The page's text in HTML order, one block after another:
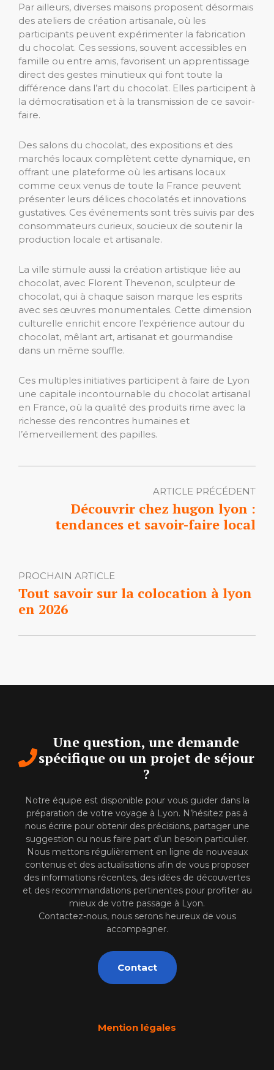
Par ailleurs, diverses maisons proposent désormais
des ateliers de création artisanale, où les
participants peuvent expérimenter la fabrication
du chocolat. Ces sessions, souvent accessibles en
famille ou entre amis, favorisent un apprentissage
direct des gestes minutieux qui font toute la
différence dans l’art du chocolat. Elles participent à
la démocratisation et à la transmission de ce savoir-
faire.
Des salons du chocolat, des expositions et des
marchés locaux complètent cette dynamique, en
offrant une plateforme où les artisans locaux
comme ceux venus de toute la France peuvent
présenter leurs délices chocolatés et innovations
gustatives. Ces événements sont très suivis par des
consommateurs curieux, soucieux de soutenir la
production locale et artisanale.
La ville stimule aussi la création artistique liée au
chocolat, avec Florent Thevenon, sculpteur de
chocolat, qui à chaque saison marque les esprits
avec ses œuvres monumentales. Cette dimension
culturelle enrichit encore l’expérience autour du
chocolat, mêlant art, artisanat et gourmandise
dans un même souffle.
Ces multiples initiatives participent à faire de Lyon
une capitale incontournable du chocolat artisanal
en France, où la qualité des produits rime avec la
richesse des rencontres humaines et
l’émerveillement des papilles.
ARTICLE PRÉCÉDENT
Découvrir chez hugon lyon :
tendances et savoir-faire local
PROCHAIN ARTICLE
Tout savoir sur la colocation à lyon
en 2026
Une question, une demande
spécifique ou un projet de séjour
?
Notre équipe est disponible pour vous guider dans la
préparation de votre voyage à Lyon. N’hésitez pas à
nous écrire pour obtenir des précisions, partager une
suggestion ou nous faire part d’un besoin particulier.
Nous mettons régulièrement en ligne de nouveaux
contenus et des actualisations afin de vous proposer
des informations récentes, des idées de découvertes
et des recommandations pertinentes pour profiter au
mieux de votre passage à Lyon.
Contactez-nous, nous serons heureux de vous
accompagner.
Contact
Mention légales